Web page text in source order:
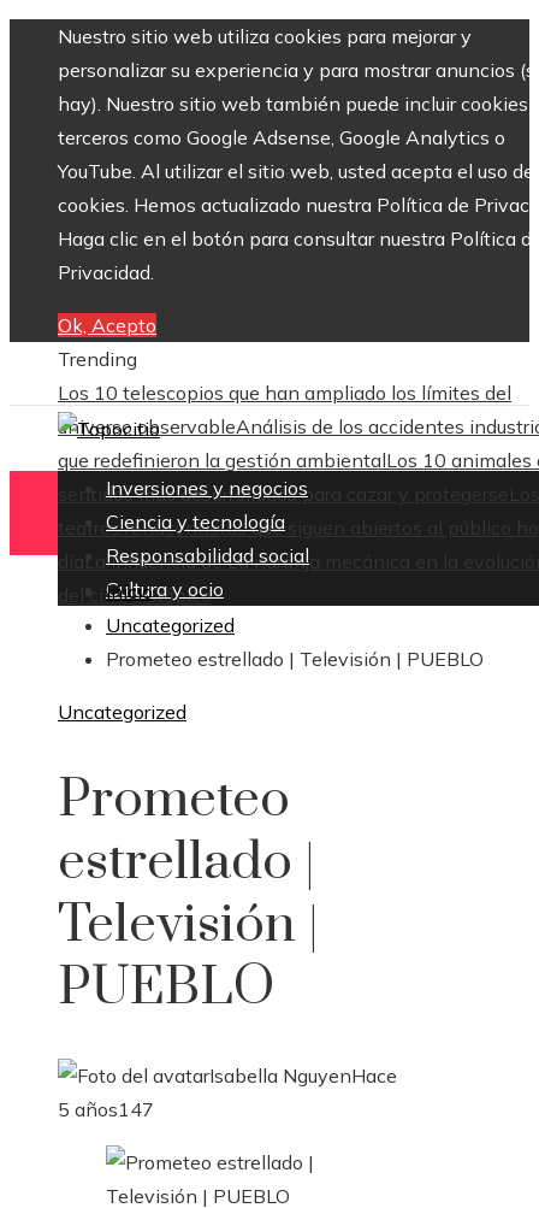
Nuestro sitio web utiliza cookies para mejorar y
personalizar su experiencia y para mostrar anuncios
hay). Nuestro sitio web también puede incluir cookies
terceros como Google Adsense, Google Analytics o
YouTube. Al utilizar el sitio web, usted acepta el uso de
cookies. Hemos actualizado nuestra Política de
Haga clic en el botón para consultar nuestra Política
Privacidad.
Ok, Acepto
Trending
Los 10 telescopios que han ampliado los límites del
universo observableAnálisis de los accidentes
que redefinieron la gestión ambientalLos 10 animales
sentidos más desarrollados para cazar y protegerse Los
teatros renacentistas que siguen abiertos al público
La influencia de La naranja mecánica en la
del cine distópico
Inversiones y negocios
Ciencia y tecnología
Responsabilidad social
Cultura y ocio
Inicio
Uncategorized
Prometeo estrellado | Televisión | PUEBLO
Uncategorized
Prometeo
estrellado |
Televisión |
PUEBLO
Isabella NguyenHace
5 años147